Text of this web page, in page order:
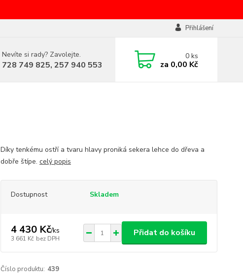
Přihlášení
Nevíte si rady? Zavolejte.
728 749 825, 257 940 553
0ks
za 0,00 Kč
Díky tenkému ostří a tvaru hlavy proniká sekera lehce do dřeva a
dobře štípe. celý popis
Dostupnost Skladem
4 430 Kč/ks
3 661 Kč bez DPH
Přidat do košíku
Číslo produktu: 439